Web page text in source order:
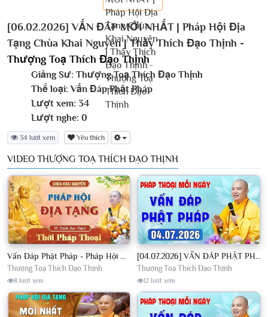
[06.02.2026] VẤN ĐÁP MỚI NHẤT | Pháp Hội Địa
Tạng Chùa Khai Nguyên | Thầy Thích Đạo Thịnh -
Thượng Toạ Thích Đạo Thịnh
Giảng Sư: Thượng Toạ Thích Đạo Thịnh
Thể loại: Vấn Đáp Phật Pháp
Lượt xem: 34
Lượt nghe: 0
34 lượt xem Yêu thích
VIDEO THƯỢNG TOẠ THÍCH ĐẠO THỊNH
Vấn Đáp Phật Pháp - Pháp Hội Địa Tạng Ngày 01/08/2026│TT. Thích Đạo Thịnh
Thượng Toạ Thích Đạo Thịnh
8 lượt xem
[04.07.2026] VẤN ĐÁP PHẬT PHÁP - Nghe Thầy giảng Pháp mỗi ngày CÔNG ĐỨC VÔ LƯỢNG│TT. Thích Đạo Thịnh
Thượng Toạ Thích Đạo Thịnh
12 lượt xem